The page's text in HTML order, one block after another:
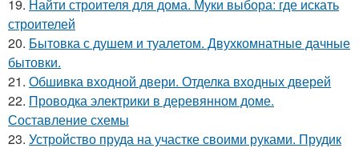
19. Найти строителя для дома. Муки выбора: где искать
строителей
20. Бытовка с душем и туалетом. Двухкомнатные дачные
бытовки.
21. Обшивка входной двери. Отделка входных дверей
22. Проводка электрики в деревянном доме.
Составление схемы
23. Устройство пруда на участке своими руками. Прудик